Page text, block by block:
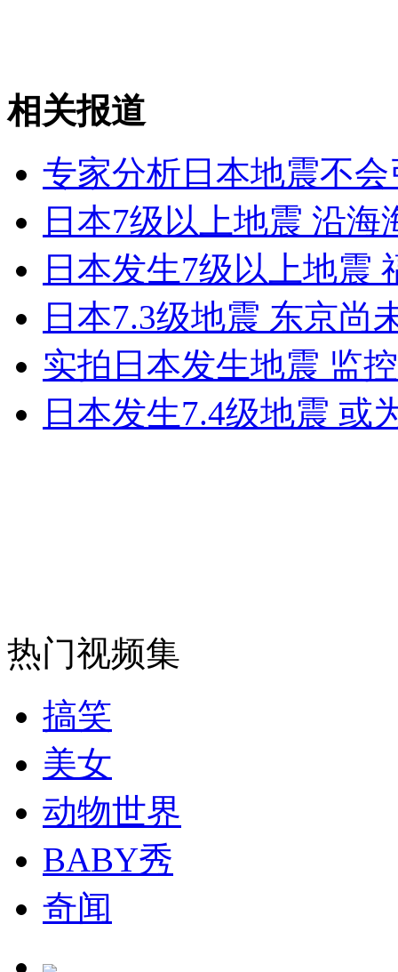
外交部：反对强权政治霸凌主义
外交部：有关国家言论片面不公正
安徽一实载49人客车翻车
司机酒驾遇交警 急速倒车逃窜
相关报道
专家分析日本地震不
日本7级以上地震 沿海
日本发生7级以上地震
日本7.3级地震 东京尚
实拍日本发生地震 监
日本发生7.4级地震 或
热门视频集
搞笑
美女
动物世界
BABY秀
奇闻